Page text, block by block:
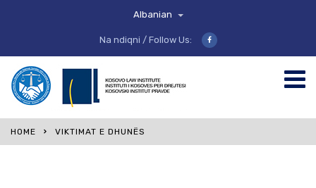
Albanian
Na ndiqni / Follow Us:
HOME VIKTIMAT E DHUNËS